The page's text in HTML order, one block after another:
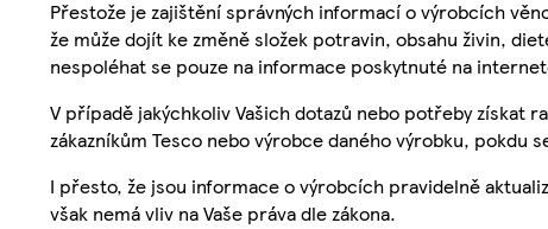
Přestože je zajištění správných informací o výrobcích
že může dojít ke změně složek potravin, obsahu živin,
nespoléhat se pouze na informace poskytnuté na
V případě jakýchkoliv Vašich dotazů nebo potřeby získat
zákazníkům Tesco nebo výrobce daného výrobku, pokdu
I přesto, že jsou informace o výrobcích pravidelně
však nemá vliv na Vaše práva dle zákona.